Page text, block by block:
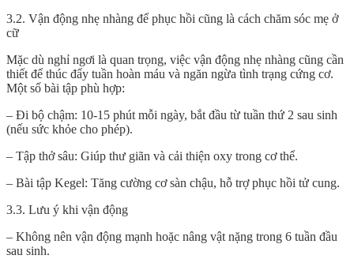
3.2. Vận động nhẹ nhàng để phục hồi cũng là cách chăm sóc mẹ ở
cữ
Mặc dù nghỉ ngơi là quan trọng, việc vận động nhẹ nhàng cũng cần
thiết để thúc đẩy tuần hoàn máu và ngăn ngừa tình trạng cứng cơ.
Một số bài tập phù hợp:
– Đi bộ chậm: 10-15 phút mỗi ngày, bắt đầu từ tuần thứ 2 sau sinh
(nếu sức khỏe cho phép).
– Tập thở sâu: Giúp thư giãn và cải thiện oxy trong cơ thể.
– Bài tập Kegel: Tăng cường cơ sàn chậu, hỗ trợ phục hồi tử cung.
3.3. Lưu ý khi vận động
– Không nên vận động mạnh hoặc nâng vật nặng trong 6 tuần đầu
sau sinh.